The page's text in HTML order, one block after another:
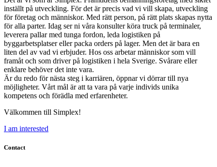
inställt på utveckling. För det är precis vad vi vill skapa, utveckling
för företag och människor. Med rätt person, på rätt plats skapas nytta
för alla parter. Idag ser ni våra konsulter köra truck på terminaler,
leverera pallar med tunga fordon, leda logistiken på
byggarbetsplatser eller packa orders på lager. Men det är bara en
liten del av vad vi erbjuder. Hos oss arbetar människor som vill
framåt och som driver på logistiken i hela Sverige. Svårare eller
enklare behöver det inte vara.
Är du redo för nästa steg i karriären, öppnar vi dörrar till nya
möjligheter. Vårt mål är att ta vara på varje individs unika
kompetens och förädla med erfarenheter.
Välkommen till Simplex!
I am interested
Contact